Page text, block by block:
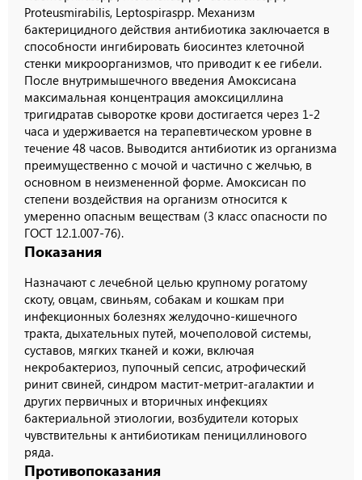
Proteusmirabilis, Leptospiraspp. Механизм
бактерицидного действия антибиотика заключается в
способности ингибировать биосинтез клеточной
стенки микроорганизмов, что приводит к ее гибели.
После внутримышечного введения Амоксисана
максимальная концентрация амоксициллина
тригидратав сыворотке крови достигается через 1-2
часа и удерживается на терапевтическом уровне в
течение 48 часов. Выводится антибиотик из организма
преимущественно с мочой и частично с желчью, в
основном в неизмененной форме. Амоксисан по
степени воздействия на организм относится к
умеренно опасным веществам (3 класс опасности по
ГОСТ 12.1.007-76).
Показания
Назначают с лечебной целью крупному рогатому
скоту, овцам, свиньям, собакам и кошкам при
инфекционных болезнях желудочно-кишечного
тракта, дыхательных путей, мочеполовой системы,
суставов, мягких тканей и кожи, включая
некробактериоз, пупочный сепсис, атрофический
ринит свиней, синдром мастит-метрит-агалактии и
других первичных и вторичных инфекциях
бактериальной этиологии, возбудители которых
чувствительны к антибиотикам пенициллинового
ряда.
Противопоказания